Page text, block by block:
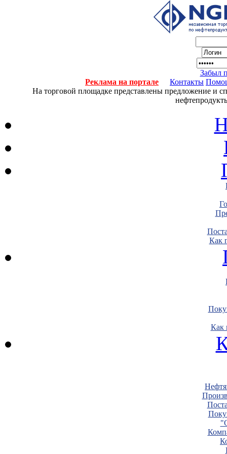
Забыл
Реклама на портале
Контакты
На торговой площадке представлены предложение и
Как
Как